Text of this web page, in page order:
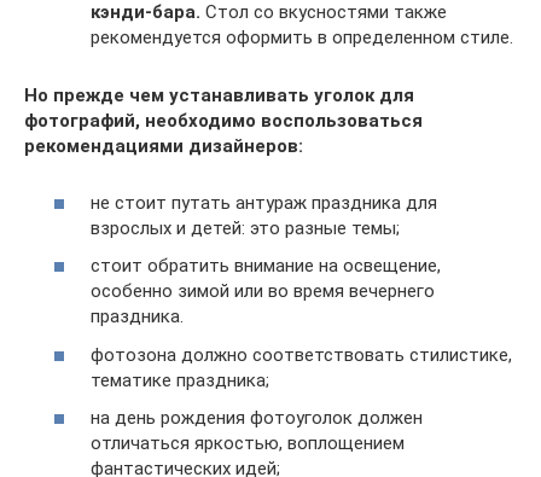
кэнди-бара. Стол со вкусностями также
рекомендуется оформить в определенном стиле.
Но прежде чем устанавливать уголок для
фотографий, необходимо воспользоваться
рекомендациями дизайнеров:
не стоит путать антураж праздника для
взрослых и детей: это разные темы;
стоит обратить внимание на освещение,
особенно зимой или во время вечернего
праздника.
фотозона должно соответствовать стилистике,
тематике праздника;
на день рождения фотоуголок должен
отличаться яркостью, воплощением
фантастических идей;